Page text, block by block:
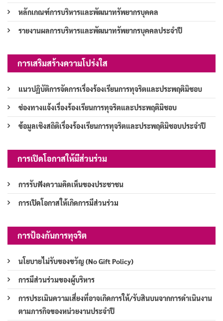
หลักเกณฑ์การบริหารและพัฒนาทรัพยากรบุคคล
รายงานผลการบริหารและพัฒนาทรัพยากรบุคคลประจำปี
การเสริมสร้างความโปร่งใส
แนวปฏิบัติการจัดการเรื่องร้องเรียนการทุจริตและประพฤติมิชอบ
ช่องทางแจ้งเรื่องร้องเรียนการทุจริตและประพฤติมิชอบ
ข้อมูลเชิงสถิติเรื่องร้องเรียนการทุจริตและประพฤติมิชอบประจำปี
การเปิดโอกาสให้มีส่วนร่วม
การรับฟังความคิดเห็นของประชาชน
การเปิดโอกาสให้เกิดการมีส่วนร่วม
การป้องกันการทุจริต
นโยบายไม่รับของขวัญ (No Gift Policy)
การมีส่วนร่วมของผู้บริหาร
การประเมินความเสี่ยงที่อาจเกิดการให้/รับสินบนจากการดำเนินงาน
ตามภารกิจของหน่วยงานประจำปี